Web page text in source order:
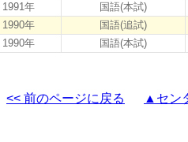
1991年
国語(本試)
1990年
国語(追試)
1990年
国語(本試)
<< 前のページに戻る ▲セン